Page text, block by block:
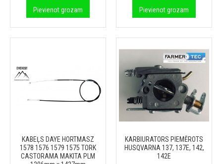
Pievienot grozam Pievienot grozam
KABEĻS DAYE HORTMASZ
1578 1576 1579 1575 TORK
CASTORAMA MAKITA PLM
KARBIURATORS PIEMĒROTS
HUSQVARNA 137, 137E, 142,
142E